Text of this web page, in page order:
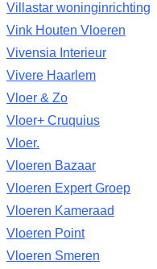
Villastar woninginrichting
Vink Houten Vloeren
Vivensia Interieur
Vivere Haarlem
Vloer & Zo
Vloer+ Cruquius
Vloer.
Vloeren Bazaar
Vloeren Expert Groep
Vloeren Kameraad
Vloeren Point
Vloeren Smeren